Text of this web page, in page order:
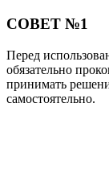
СОВЕТ №1
Перед
обязательно
принимать
самостоятельно.